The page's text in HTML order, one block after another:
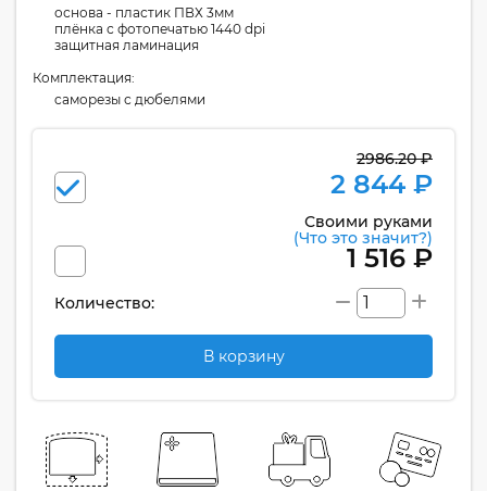
основа - пластик ПВХ 3мм
плёнка с фотопечатью 1440 dpi
защитная ламинация
Комплектация:
cаморезы с дюбелями
2986.20 ₽
2 844 ₽
Своими руками
(Что это значит?)
1 516 ₽
Количество:
В корзину